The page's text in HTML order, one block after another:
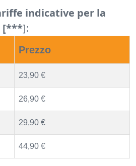
indicative per la
[***]:
Prezzo
23,90 €
26,90 €
29,90 €
44,90 €